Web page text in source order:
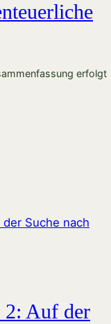
erfolgt
2: Auf der